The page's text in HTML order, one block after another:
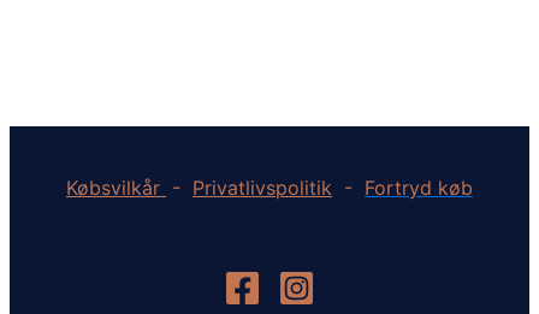
Købsvilkår - Privatlivspolitik - Fortryd køb